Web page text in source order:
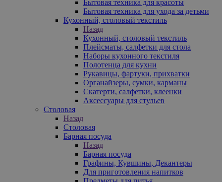
Бытовая техника для красоты
Бытовая техника для ухода за детьми
Кухонный, столовый текстиль
Назад
Кухонный, столовый текстиль
Плейсматы, салфетки для стола
Наборы кухонного текстиля
Полотенца для кухни
Рукавицы, фартуки, прихватки
Органайзеры, сумки, карманы
Скатерти, салфетки, клеенки
Аксессуары для стульев
Столовая
Назад
Столовая
Барная посуда
Назад
Барная посуда
Графины, Кувшины, Декантеры
Для приготовления напитков